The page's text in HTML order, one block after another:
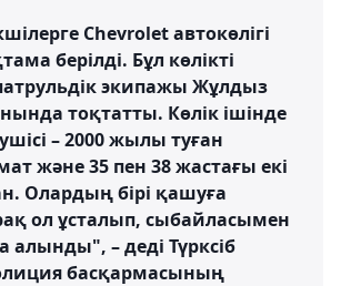
Chevrolet автокөлігі
берілді. Бұл көлікті
экипажы Жұлдыз
тоқтатты. Көлік ішінде
– 2000 жылы туған
және 35 пен 38 жастағы екі
Олардың бірі қашуға
ол ұсталып, сыбайласымен
алынды", – деді Түрксіб
басқармасының